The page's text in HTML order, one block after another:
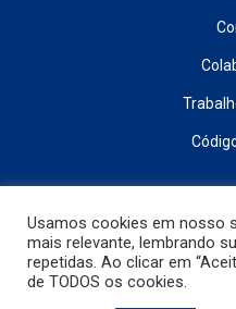
Usamos cookies em nosso
mais relevante, lembrando
repetidas. Ao clicar em
de TODOS os cookies.